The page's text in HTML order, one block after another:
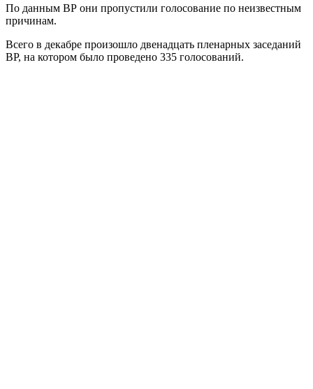
По данным ВР они пропустили голосование по неизвестным
причинам.
Всего в декабре произошло двенадцать пленарных заседаний
ВР, на котором было проведено 335 голосований.